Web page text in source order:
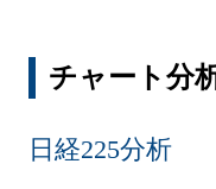
チャート分
日経225分析